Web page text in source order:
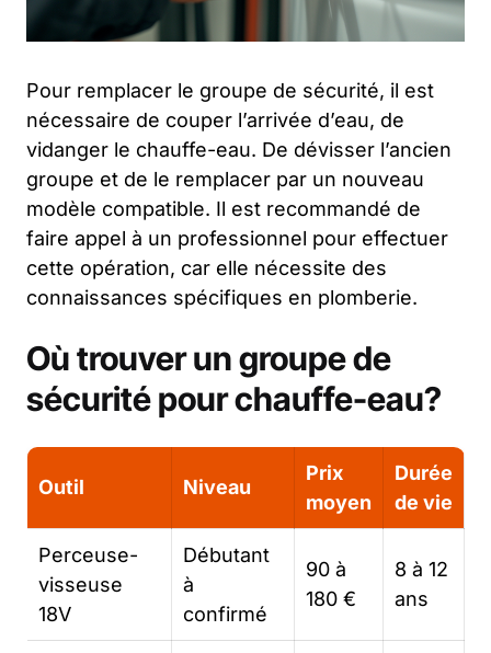
Pour remplacer le groupe de sécurité, il est
nécessaire de couper l’arrivée d’eau, de
vidanger le chauffe-eau. De dévisser l’ancien
groupe et de le remplacer par un nouveau
modèle compatible. Il est recommandé de
faire appel à un professionnel pour effectuer
cette opération, car elle nécessite des
connaissances spécifiques en plomberie.
Où trouver un groupe de
sécurité pour chauffe-eau?
Outil Niveau
Prix
moyen
Durée
de vie
Perceuse-
visseuse
18V
Débutant
à
confirmé
90 à
180 €
8 à 12
ans